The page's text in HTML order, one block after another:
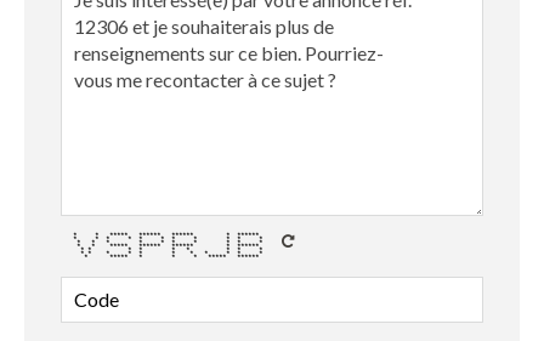
* * ***** ****** ****** * ******
* * * * * * * * * * *
* * * * * * * * * *
* * ***** ****** ****** * ******
* * * * * * * * *
* * * * * * * * * * *
* ***** * * * ***** ******